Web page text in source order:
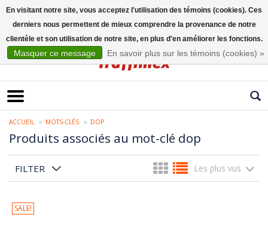
ACCUEIL MOTS-CLÉS DOP
Produits associés au mot-clé dop
FILTER Les plus vus
SALE!
En visitant notre site, vous acceptez l'utilisation des témoins (cookies). Ces
derniers nous permettent de mieux comprendre la provenance de notre
clientèle et son utilisation de notre site, en plus d'en améliorer les fonctions.
Masquer ce message En savoir plus sur les témoins (cookies) »